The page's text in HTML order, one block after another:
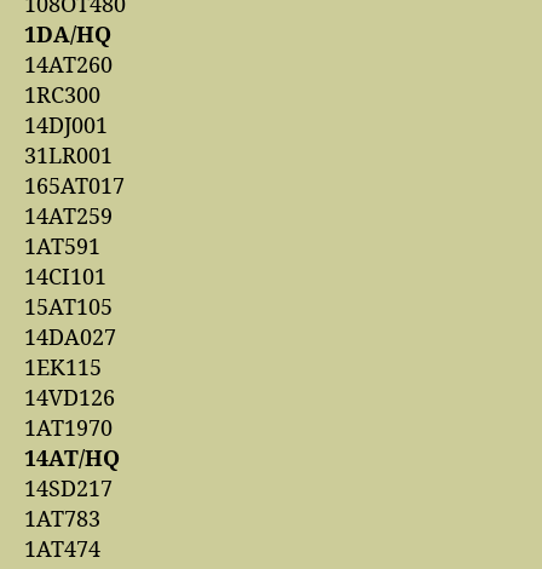
1DA/HQ
14AT260
1RC300
14DJ001
31LR001
165AT017
14AT259
1AT591
14CI101
15AT105
14DA027
1EK115
14VD126
1AT1970
14AT/HQ
14SD217
1AT783
1AT474